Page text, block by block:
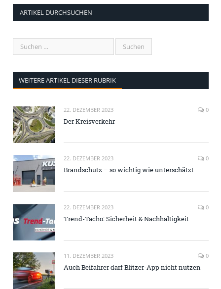
ARTIKEL DURCHSUCHEN
WEITERE ARTIKEL DIESER RUBRIK
22. DEZEMBER 2023 0
Der Kreisverkehr
22. DEZEMBER 2023 0
Brandschutz – so wichtig wie unterschätzt
22. DEZEMBER 2023 0
Trend-Tacho: Sicherheit & Nachhaltigkeit
11. DEZEMBER 2023 0
Auch Beifahrer darf Blitzer-App nicht nutzen